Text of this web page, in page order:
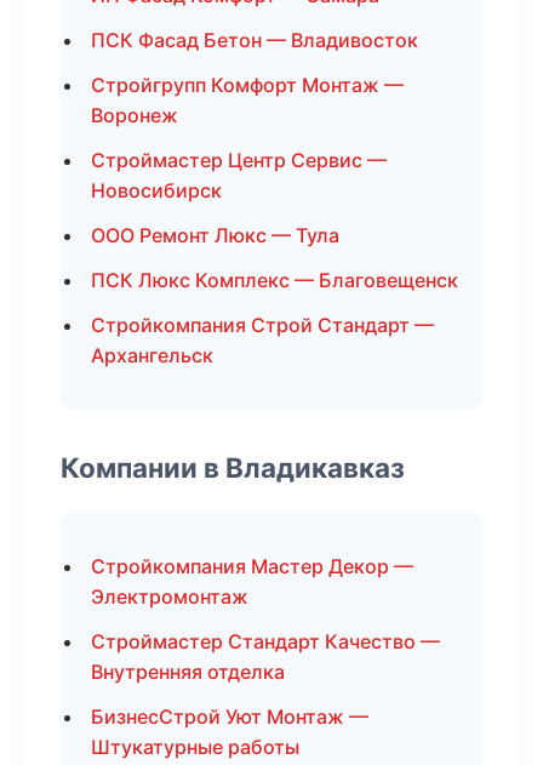
ПСК Фасад Бетон — Владивосток
Стройгрупп Комфорт Монтаж —
Воронеж
Строймастер Центр Сервис —
Новосибирск
ООО Ремонт Люкс — Тула
ПСК Люкс Комплекс — Благовещенск
Стройкомпания Строй Стандарт —
Архангельск
Компании в Владикавказ
Стройкомпания Мастер Декор —
Электромонтаж
Строймастер Стандарт Качество —
Внутренняя отделка
БизнесСтрой Уют Монтаж —
Штукатурные работы